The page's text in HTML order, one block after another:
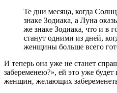
Те дни месяца, когда
знаке Зодиака, а Луна
же знаке Зодиака, что и в
станут одними из дней,
женщины больше всего
И теперь она уже не станет
забеременею?», ей это уже
женщин, желающих